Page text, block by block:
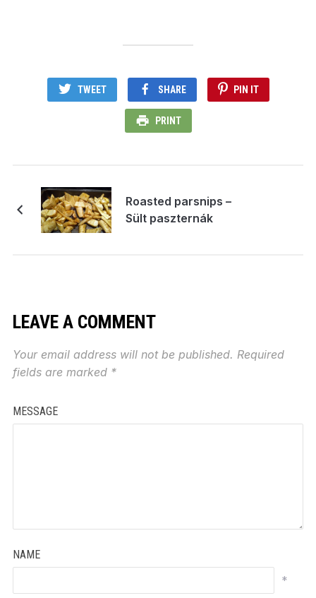
TWEET SHARE PIN IT
PRINT
Roasted parsnips –
Sült paszternák
LEAVE A COMMENT
Your email address will not be published. Required
fields are marked *
MESSAGE
NAME
*